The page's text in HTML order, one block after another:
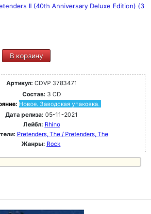
II (40th Anniversary Deluxe Edition) (3
В корзину
Артикул: CDVP 3783471
Состав: 3 CD
Новое. Заводская упаковка.
Дата релиза: 05-11-2021
Лейбл: Rhino
Pretenders, The / Pretenders, The
Жанры: Rock